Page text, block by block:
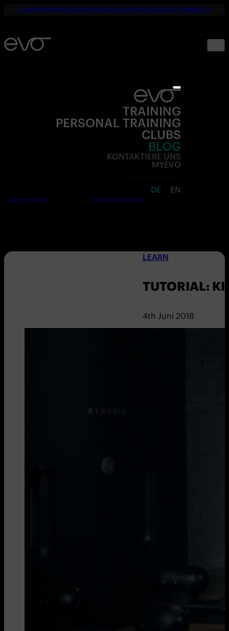
☀️ DEIN SOMMER. DEINE FITNESS. NUR 19,90€ BIS SEPTEMBER. 💪
TRAINING
PERSONAL TRAINING
CLUBS
BLOG
KONTAKTIERE UNS
MYEVO
DE EN
Jetzt anmelden Kostenlos testen
LEARN
TUTORIAL:
4th Juni 2018